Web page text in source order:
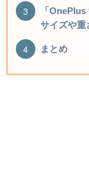
「
サイズや重
まとめ